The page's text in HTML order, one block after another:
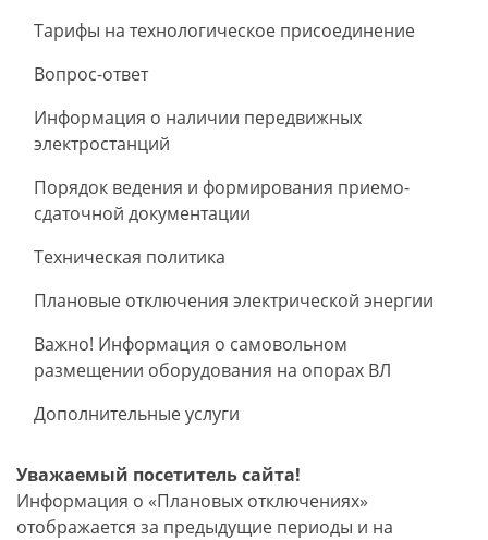
Тарифы на технологическое присоединение
Вопрос-ответ
Информация о наличии передвижных
электростанций
Порядок ведения и формирования приемо-
сдаточной документации
Техническая политика
Плановые отключения электрической энергии
Важно! Информация о самовольном
размещении оборудования на опорах ВЛ
Дополнительные услуги
Уважаемый посетитель сайта!
Информация о «Плановых отключениях»
отображается за предыдущие периоды и на